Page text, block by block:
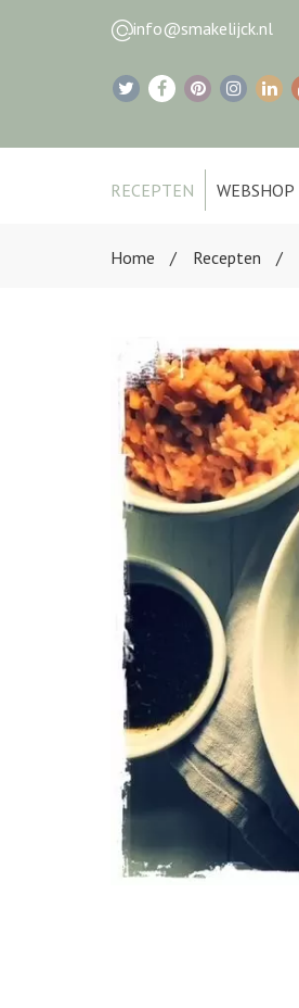
info@smakelijck.nl
RECEPTEN WEBSHOP
Home Recepten